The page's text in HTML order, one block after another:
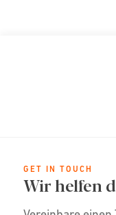
GET IN TOUCH
Wir helfen